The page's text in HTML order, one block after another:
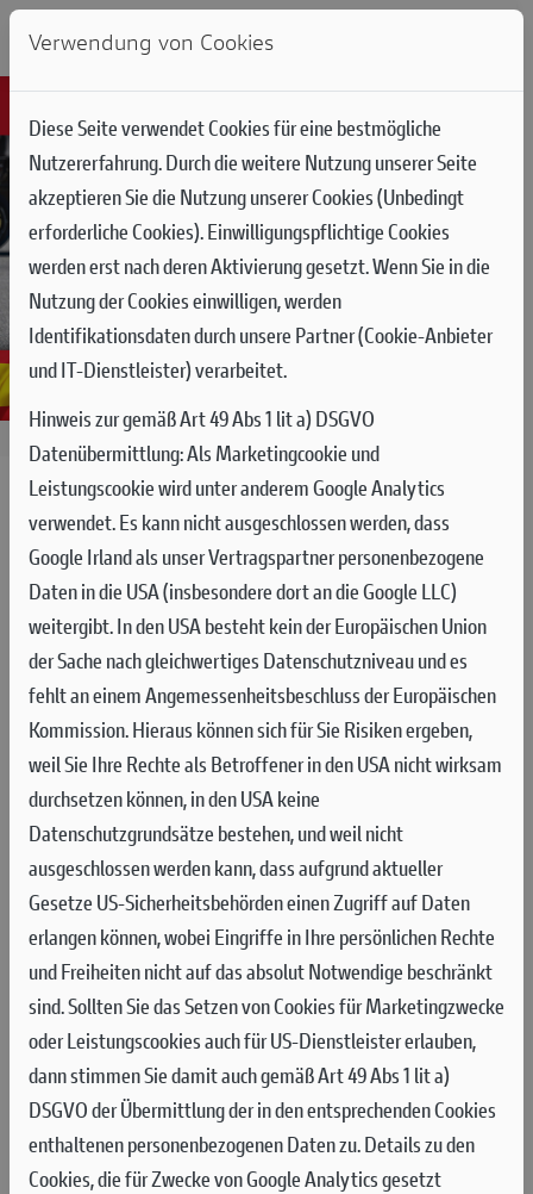
MOTOGP RUNDE 6 IN BARCELONA:
PLATZ 3 FÜR BAGNAIA AN EINEM
TURBULENTEN SONNTAG
Francesco Bagnaia erreichte beim Grand Prix nach einem unverschuldeten
Crash und beim Re-Start den vierten Platz und wurde nachträglich auf
den dritten Platz vorgereiht. Fabio Di Giannantonio holte sich den Sieg
auf der Ducati des VR46 Racing Teams. Das rein aus Ducatis bestehende
Podium wurde durch Fermín Aldeguer (Gresini Racing Team) auf Platz
zwei vervollständigt.
Das Ducati Lenovo Team ging am ersten Tag des Monster
Energy Grand Prix von Katalonien in Montmeló auf die Strecke.
Francesco Bagnaia war am Ende des Trainings
Zwölftschnellster und muss daher auf der legendären
Rennstrecke in der Nähe von Barcelona am Q1
teilnehmen. Bagnaia arbeitete in beiden Sessions intensiv mit
dem Team an der Abstimmung seiner Desmosedici GP. In der
Schlussphase des Trainings gelang es Pecco, sich auf den achten
Platz vorzuarbeiten, bevor er schließlich als Zwölfter ins Ziel
kam – nur 81 Tausendstelsekunden hinter den Top Ten.
Verwendung von Cookies
Diese Seite verwendet Cookies für eine bestmögliche
Nutzererfahrung. Durch die weitere Nutzung unserer Seite
akzeptieren Sie die Nutzung unserer Cookies (Unbedingt
erforderliche Cookies). Einwilligungspflichtige Cookies
werden erst nach deren Aktivierung gesetzt. Wenn Sie in die
Nutzung der Cookies einwilligen, werden
Identifikationsdaten durch unsere Partner (Cookie-Anbieter
und IT-Dienstleister) verarbeitet.
Hinweis zur gemäß Art 49 Abs 1 lit a) DSGVO
Datenübermittlung:Als Marketingcookie und
Leistungscookie wird unter anderem Google Analytics
verwendet. Es kann nicht ausgeschlossen werden, dass
Google Irland als unser Vertragspartner personenbezogene
Daten in die USA (insbesondere dort an die Google LLC)
weitergibt. In den USA besteht kein der Europäischen Union
der Sache nach gleichwertiges Datenschutzniveau und es
fehlt an einem Angemessenheitsbeschluss der Europäischen
Kommission. Hieraus können sich für Sie Risiken ergeben,
weil Sie Ihre Rechte als Betroffener in den USA nicht wirksam
durchsetzen können, in den USA keine
Datenschutzgrundsätze bestehen, und weil nicht
ausgeschlossen werden kann, dass aufgrund aktueller
Gesetze US-Sicherheitsbehörden einen Zugriff auf Daten
erlangen können, wobei Eingriffe in Ihre persönlichen Rechte
und Freiheiten nicht auf das absolut Notwendige beschränkt
sind.Sollten Sie das Setzen von Cookies für Marketingzwecke
oder Leistungscookies auch für US-Dienstleister erlauben,
dann stimmen Sie damit auch gemäß Art 49 Abs 1 lit a)
DSGVO der Übermittlung der in den entsprechenden Cookies
enthaltenen personenbezogenen Daten zu. Details zu den
Cookies, die für Zwecke von Google Analytics gesetzt